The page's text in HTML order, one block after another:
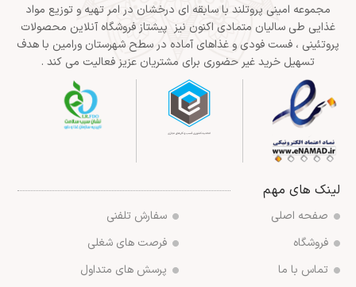
مجموعه امینی پروتلند با سابقه ای درخشان در امر تهیه و توزیع مواد
غذایی طی سالیان متمادی اکنون نیز پیشتاز فروشگاه آنلاین محصولات
پروتئینی ، فست فودی و غذاهای آماده در سطح شهرستان ورامین با هدف
تسهیل خرید غیر حضوری برای مشتریان عزیز فعالیت می کند .
لینک های مهم
صفحه اصلی
فروشگاه
تماس با ما
سفارش تلفنی
فرصت های شغلی
پرسش های متداول